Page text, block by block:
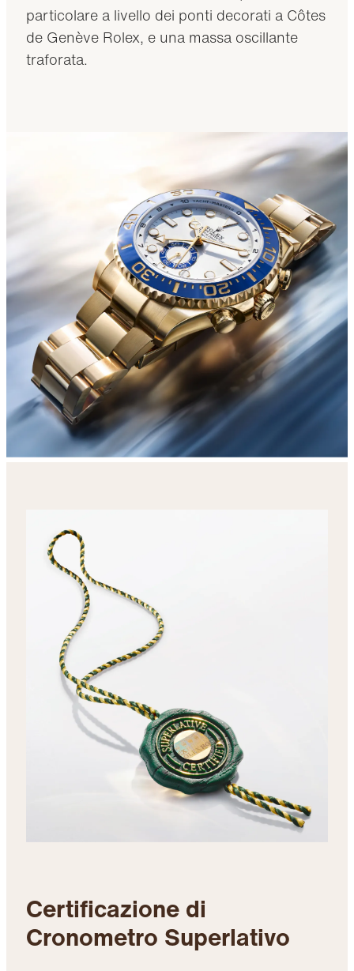
particolare a livello dei ponti decorati a Côtes
de Genève Rolex, e una massa oscillante
traforata.
Certificazione di
Cronometro Superlativo